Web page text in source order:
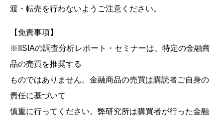
渡・転売を行わないようご注意ください。
【免責事項】
※IISIAの調査分析レポート・セミナーは、特定の金融商
品の売買を推奨する
ものではありません。金融商品の売買は購読者ご自身の
責任に基づいて
慎重に行ってください。弊研究所は購買者が行った金融